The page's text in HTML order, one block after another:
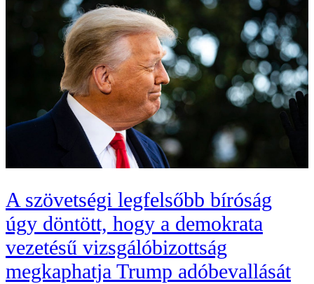
A szövetségi legfelsőbb bíróság
úgy döntött, hogy a demokrata
vezetésű vizsgálóbizottság
megkaphatja Trump adóbevallását